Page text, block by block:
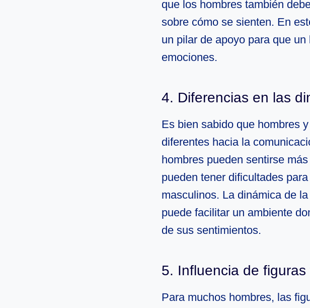
que los hombres también
sobre cómo se sienten. En
un pilar de apoyo para que
emociones.
4. Diferencias en las
Es bien sabido que hombres
diferentes hacia la
hombres pueden sentirse
pueden tener dificultades
masculinos. La dinámica de
puede facilitar un ambiente
de sus sentimientos.
5. Influencia de
Para muchos hombres, las